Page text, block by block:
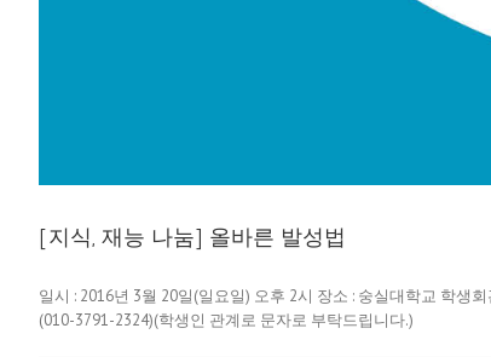
[지식, 재능 나눔] 올바른 발성법
일시 : 2016년 3월 20일(일요일) 오후 2시 장소 : 숭실대학교 학생
(010-3791-2324)(학생인 관계로 문자로 부탁드립니다.)